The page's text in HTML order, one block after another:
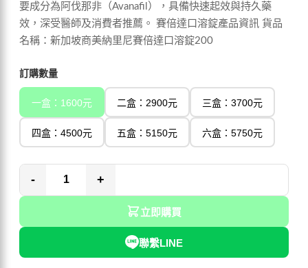
要成分為阿伐那非（Avanafil），具備快速起效與持久藥
效，深受醫師及消費者推薦。 賽倍達口溶錠產品資訊 貨品
名稱：新加坡商美納里尼賽倍達口溶錠200
訂購數量
一盒：1600元 二盒：2900元 三盒：3700元
四盒：4500元 五盒：5150元 六盒：5750元
- +
立即購買
聯繫LINE